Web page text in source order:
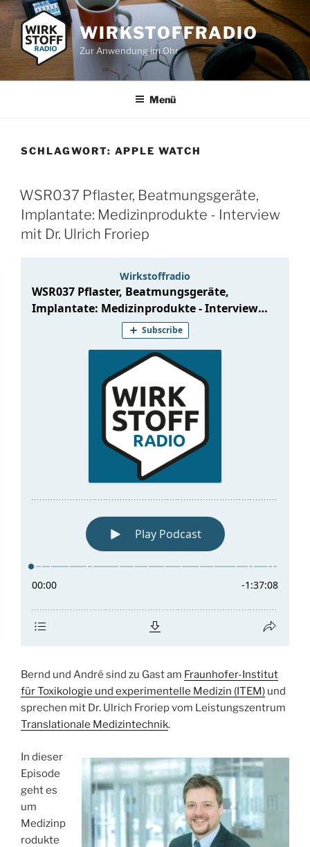
Zum
Inhalt
springen
WIRKSTOFFRADIO
Zur Anwendung im Ohr
Menü
SCHLAGWORT: APPLE WATCH
WSR037 Pflaster, Beatmungsgeräte,
Implantate: Medizinprodukte - Interview
mit Dr. Ulrich Froriep
Bernd und André sind zu Gast am Fraunhofer-Institut
für Toxikologie und experimentelle Medizin (ITEM) und
sprechen mit Dr. Ulrich Froriep vom Leistungszentrum
Translationale Medizintechnik.
In dieser
Episode
geht es
um
Medizinp
rodukte